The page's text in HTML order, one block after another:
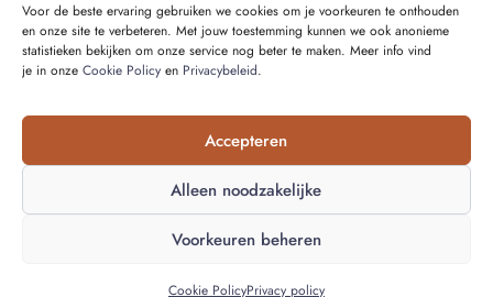
Voor de beste ervaring gebruiken we cookies om je voorkeuren te onthouden
en onze site te verbeteren. Met jouw toestemming kunnen we ook anonieme
statistieken bekijken om onze service nog beter te maken. Meer info vind
je in onze Cookie Policy en Privacybeleid.
Accepteren
Alleen noodzakelijke
Voorkeuren beheren
Cookie PolicyPrivacy policy
Algemene voorwaarden
Vraag mijn gratis offerte aan